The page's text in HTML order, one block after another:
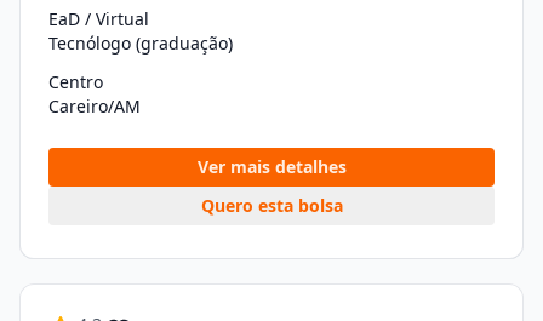
EaD / Virtual
Tecnólogo (graduação)
Centro
Careiro/AM
Ver mais detalhes
Quero esta bolsa